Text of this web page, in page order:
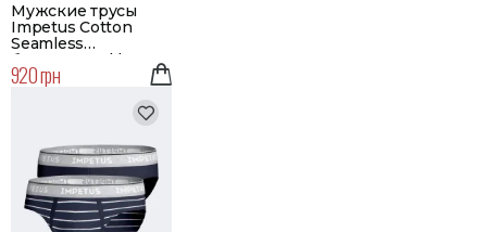
Мужские трусы
Impetus Cotton
Seamless
бесшовные | | Цвет
белый
920 грн